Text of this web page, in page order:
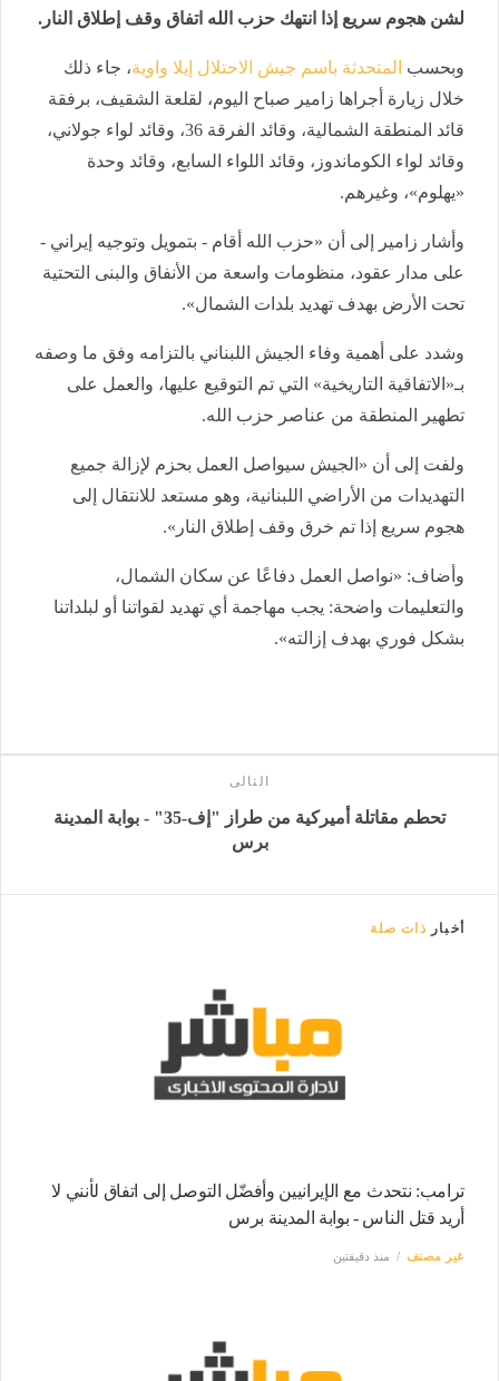
لشن هجوم سريع إذا انتهك حزب الله اتفاق وقف إطلاق النار.
وبحسب المتحدثة باسم جيش الاحتلال إيلا واوية، جاء ذلك
خلال زيارة أجراها زامير صباح اليوم، لقلعة الشقيف، برفقة
قائد المنطقة الشمالية، وقائد الفرقة 36، وقائد لواء جولاني،
وقائد لواء الكوماندوز، وقائد اللواء السابع، وقائد وحدة
«يهلوم»، وغيرهم.
وأشار زامير إلى أن «حزب الله أقام - بتمويل وتوجيه إيراني -
على مدار عقود، منظومات واسعة من الأنفاق والبنى التحتية
تحت الأرض بهدف تهديد بلدات الشمال».
وشدد على أهمية وفاء الجيش اللبناني بالتزامه وفق ما وصفه
بـ«الاتفاقية التاريخية» التي تم التوقيع عليها، والعمل على
تطهير المنطقة من عناصر حزب الله.
ولفت إلى أن «الجيش سيواصل العمل بحزم لإزالة جميع
التهديدات من الأراضي اللبنانية، وهو مستعد للانتقال إلى
هجوم سريع إذا تم خرق وقف إطلاق النار».
وأضاف: «نواصل العمل دفاعًا عن سكان الشمال،
والتعليمات واضحة: يجب مهاجمة أي تهديد لقواتنا أو لبلداتنا
بشكل فوري بهدف إزالته».
التالى
تحطم مقاتلة أميركية من طراز "إف-35" - بوابة المدينة
برس
أخبار ذات صلة
ترامب: نتحدث مع الإيرانيين وأفضّل التوصل إلى اتفاق لأنني لا
أريد قتل الناس - بوابة المدينة برس
غير مصنف منذ دقيقتين